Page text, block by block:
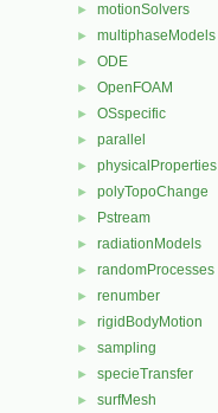
► motionSolvers
► multiphaseModels
► ODE
► OpenFOAM
► OSspecific
► parallel
► physicalProperties
► polyTopoChange
► Pstream
► radiationModels
► randomProcesses
► renumber
► rigidBodyMotion
► sampling
► specieTransfer
► surfMesh